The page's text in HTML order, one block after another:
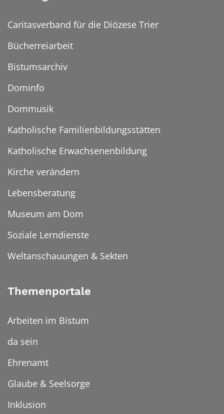
Caritasverband für die Diözese Trier
Bücherreiarbeit
Bistumsarchiv
Dominfo
Dommusik
Katholische Familienbildungsstätten
Katholische Erwachsenenbildung
Kirche verändern
Lebensberatung
Museum am Dom
Soziale Lerndienste
Weltanschauungen & Sekten
Themenportale
Arbeiten im Bistum
da sein
Ehrenamt
Glaube & Seelsorge
Inklusion